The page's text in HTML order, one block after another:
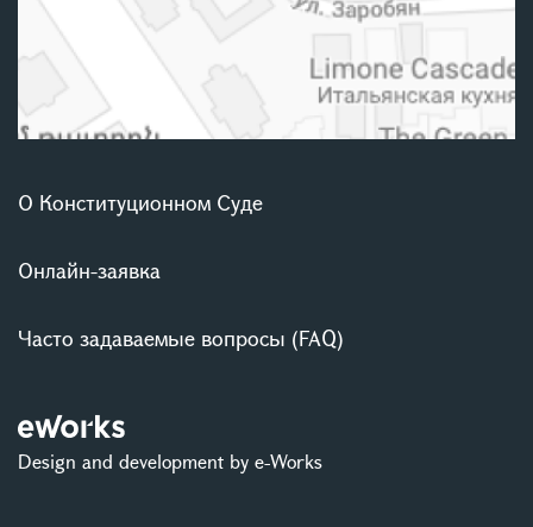
О Конституционном Суде
Онлайн-заявка
Часто задаваемые вопросы (FAQ)
Design and development by e-Works